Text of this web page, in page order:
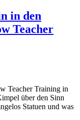
in den
Teacher
Teacher Training in
über den Sinn
Statuen und was